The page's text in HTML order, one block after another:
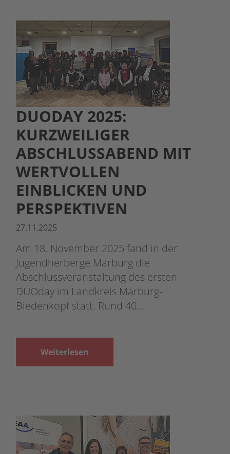
DUODAY 2025:
KURZWEILIGER
ABSCHLUSSABEND MIT
WERTVOLLEN
EINBLICKEN UND
PERSPEKTIVEN
27.11.2025
Am 18. November 2025 fand in der
Jugendherberge Marburg die
Abschlussveranstaltung des ersten
DUOday im Landkreis Marburg-
Biedenkopf statt. Rund 40…
Weiterlesen